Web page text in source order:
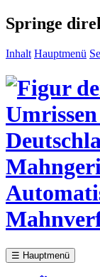
Springe
Inhalt Hauptmenü
☰ Hauptmenü